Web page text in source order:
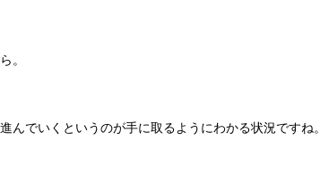
。
んでいくというのが手に取るようにわかる状況ですね。